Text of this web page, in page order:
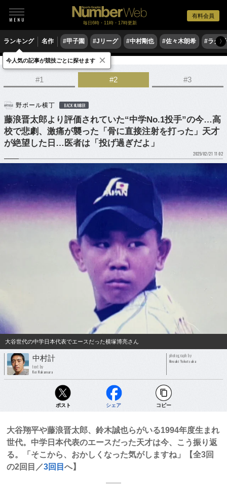
有料会員
毎日6時・11時・17時更新
ランキング 名作 #甲子園 #Jリーグ #中村剛也 #佐々木朗希 #ラグ〉
野球 プロ野球 ドラフト会議
#1 #2 #3
野ボール横丁 BACK NUMBER
藤浪晋太郎より評価されていた“中学No.1投手”の今…高
校で悲劇、激痛が襲った「骨に直接注射を打った」天才
が絶望した日…医者は「投げ過ぎだよ」
2025/02/21 11:02
大谷世代の中学日本代表でエースだった横塚博亮さん
中村計
text by
Kei Nakamura
photograph by
Hiroaki Yokotsuka
ポスト シェア コピー
大谷翔平や藤浪晋太郎、鈴木誠也らがいる1994年度生まれ
世代。中学日本代表のエースだった天才は今、こう振り返
る。「そこから、おかしくなった気がしますね」【全3回
の2回目／3回目 へ】
今人気の記事が競技ごとに探せます ×